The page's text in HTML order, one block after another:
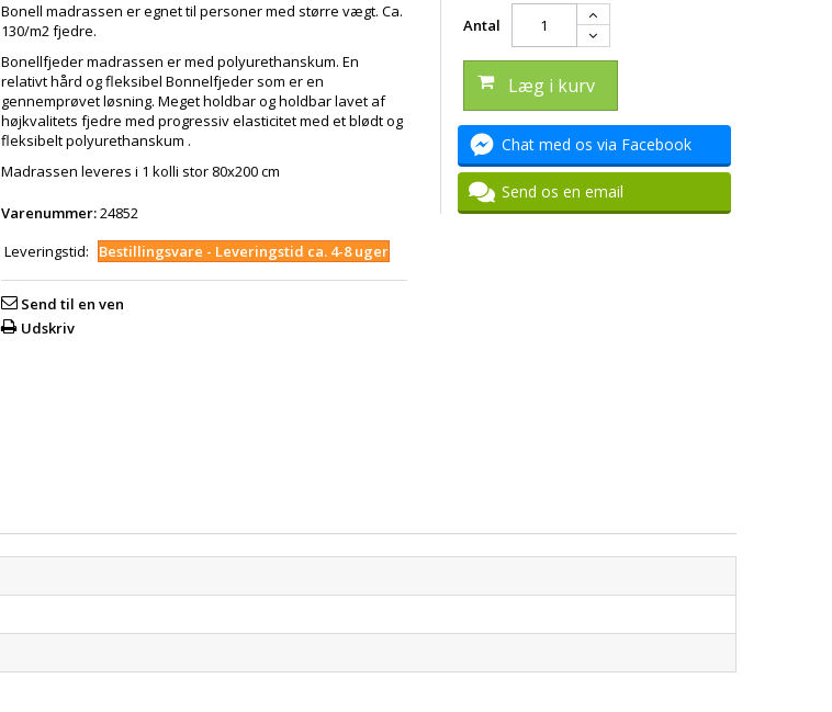
Bonell madrassen er egnet til personer med større vægt. Ca.
130/m2 fjedre.
Bonellfjeder madrassen er med polyurethanskum. En
relativt hård og fleksibel Bonnelfjeder som er en
gennemprøvet løsning. Meget holdbar og holdbar lavet af
højkvalitets fjedre med progressiv elasticitet med et blødt og
fleksibelt polyurethanskum .
Madrassen leveres i 1 kolli stor 80x200 cm
Varenummer:24852
Leveringstid:
Bestillingsvare - Leveringstid ca. 4-8 uger
Send til en ven
Udskriv
Antal
Læg i kurv
Chat med os via Facebook
Send os en email